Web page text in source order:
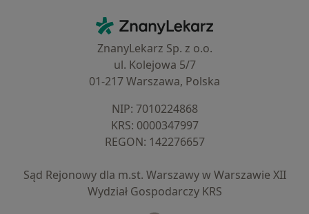
ZnanyLekarz - Strona główna
ZnanyLekarz Sp. z o.o.
ul. Kolejowa 5/7
01-217 Warszawa, Polska
NIP: ⁠7010224868
KRS: ⁠0000347997
REGON: ⁠142276657
Sąd Rejonowy dla m.st. Warszawy w Warszawie XII
Wydział Gospodarczy KRS